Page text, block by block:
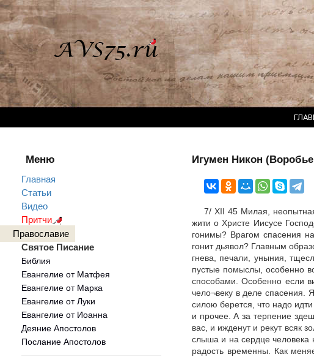
Меню
Главная
Статьи
Видео
Притчи
Православие
Святое Писание
Библия
Евангелие от Матфея
Евангелие от Марка
Евангелие от Луки
Евангелие от Иоанна
Деяние Апостолов
Послание Апостолов
Игумен Никон
7/ ХII 45 Милая,
жити о Христе Иисусе
гонимы? Врагом спасения
гонит дьявол? Главным
гнева, печали, уныния,
пустые помыслы, особенно
способами. Особенно если
чело¬веку в деле спасения.
силою берется, что надо
и прочее. А за терпение
вас, и ижденут и рекут всяк
слыша и на сердце человека
радость временны. Как